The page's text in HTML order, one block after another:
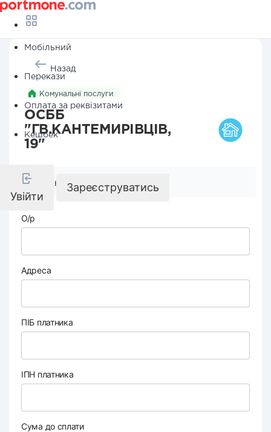
Мобільний
Перекази
Оплата за реквізитами
Кешбек
Увійти
Зареєструватись
Назад
Комунальні послуги
ОСББ
"ГВ.КАНТЕМИРІВЦІВ,
19"
Реквізити компанії
О/р
Адреса
ПІБ платника
ІПН платника
Сума до сплати